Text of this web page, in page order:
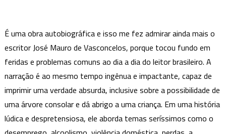
É uma obra autobiográfica e isso me fez admirar ainda mais o
escritor José Mauro de Vasconcelos, porque tocou fundo em
feridas e problemas comuns ao dia a dia do leitor brasileiro. A
narração é ao mesmo tempo ingênua e impactante, capaz de
imprimir uma verdade absurda, inclusive sobre a possibilidade de
uma árvore consolar e dá abrigo a uma criança. Em uma história
lúdica e despretensiosa, ele aborda temas seríssimos como o